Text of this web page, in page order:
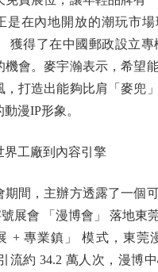
是在內地開放的潮玩市
獲得了在中國郵政設立專
機會。麥宇瀚表示，希望
，打造出能夠比肩「麥兜
漫IP形象。
工廠到內容引擎
，主辦方透露了一個可
展會 「漫博會」 落地東
+ 專業鎮」 模式，東莞
流約 34.2 萬人次，漫博